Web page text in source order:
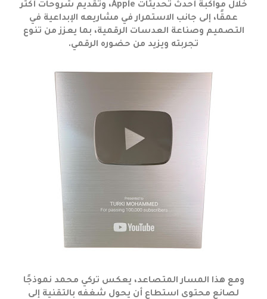
خلال مواكبة أحدث تحديثات Apple، وتقديم شروحات أكثر
عمقًا، إلى جانب الاستمرار في مشاريعه الإبداعية في
التصميم وصناعة العدسات الرقمية، بما يعزز من تنوع
تجربته ويزيد من حضوره الرقمي.
ومع هذا المسار المتصاعد، يعكس تركي محمد نموذجًا
لصانع محتوى استطاع أن يحول شغفه بالتقنية إلى